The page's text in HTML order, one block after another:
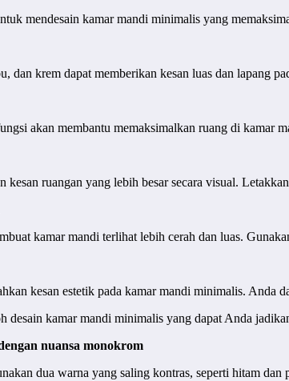
mendesain kamar mandi minimalis yang
dan krem dapat memberikan kesan luas dan lapang
akan membantu memaksimalkan ruang di kamar
kesan ruangan yang lebih besar secara visual.
kamar mandi terlihat lebih cerah dan luas.
kesan estetik pada kamar mandi minimalis. Anda
desain kamar mandi minimalis yang dapat Anda
nuansa monokrom
dua warna yang saling kontras, seperti hitam